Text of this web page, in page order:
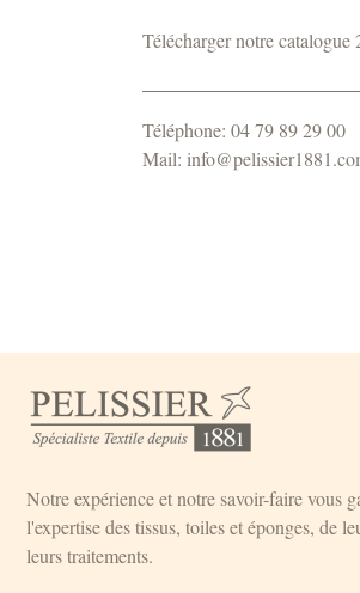
Télécharger notre catalogue
Téléphone: 04 79 89 29 00
Mail:
Notre expérience et notre savoir-faire vous
l'expertise des tissus, toiles et éponges, de
leurs traitements.